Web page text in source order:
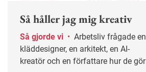
Så håller jag mig kreativ
Så gjorde vi •
kläddesigner, en arkitekt, en AI-
kreatör och en författare hur de gör